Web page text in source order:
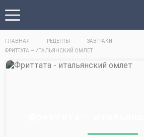
ГЛАВНАЯ РЕЦЕПТЫ
ЗАВТРАКИ
ФРИТТАТА — ИТАЛЬЯНСКИЙ ОМЛЕТ